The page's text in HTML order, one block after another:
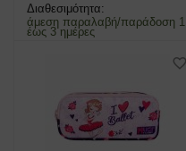
Διαθεσιμότητα:
άμεση παραλαβή/παράδοση 1
έως 3 ημέρες